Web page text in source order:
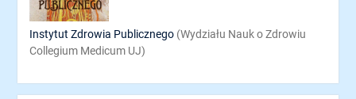
Instytut Zdrowia Publicznego(Wydziału Nauk o Zdrowiu
Collegium Medicum UJ)